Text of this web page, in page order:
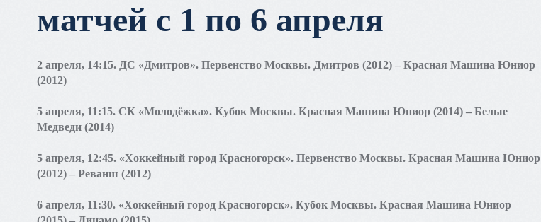
матчей с 1 по 6 апреля
2 апреля, 14:15. ДС «Дмитров». Первенство Москвы. Дмитров (2012) – Красная Машина Юниор
(2012)
5 апреля, 11:15. СК «Молодёжка». Кубок Москвы. Красная Машина Юниор (2014) – Белые
Медведи (2014)
5 апреля, 12:45. «Хоккейный город Красногорск». Первенство Москвы. Красная Машина Юниор
(2012) – Реванш (2012)
6 апреля, 11:30. «Хоккейный город Красногорск». Кубок Москвы. Красная Машина Юниор